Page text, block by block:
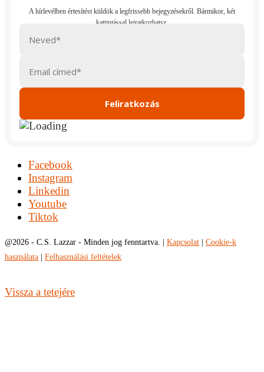
Facebook
Instagram
Linkedin
Youtube
Tiktok
@2026 - C.S. Lazzar - Minden jog fenntartva. | Kapcsolat
Cookie-k
használata
Felhasználási feltételek
Vissza a tetejére